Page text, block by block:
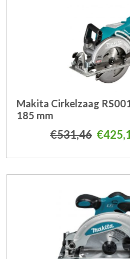
Makita Cirkelzaag
185 mm
€531,46 €